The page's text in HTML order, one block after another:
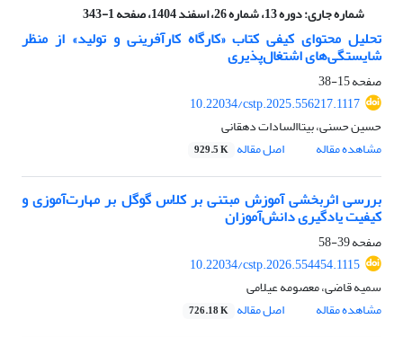
شماره جاری:دوره 13، شماره 26، اسفند 1404، صفحه 1-343
تحلیل محتوای کیفی کتاب «کارگاه کارآفرینی و تولید» از منظر
شایستگی‌های اشتغال‌پذیری
صفحه15-38
10.22034/cstp.2025.556217.1117
حسین حسنی، بیتاالسادات دهقانی
مشاهده مقاله
اصل مقاله 929.5 K
بررسی اثربخشی آموزش مبتنی بر کلاس گوگل بر مهارت‌آموزی و
کیفیت یادگیری دانش‌آموزان
صفحه39-58
10.22034/cstp.2026.554454.1115
سمیه قاضی، معصومه عیلامی
مشاهده مقاله
اصل مقاله 726.18 K